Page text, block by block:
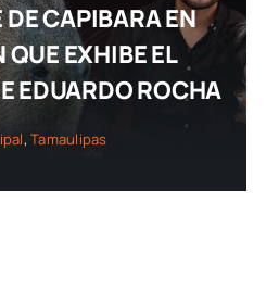
DE CAPIBARA EN
EXHIBE EL
EDUARDO ROCHA
,Tamaulipas